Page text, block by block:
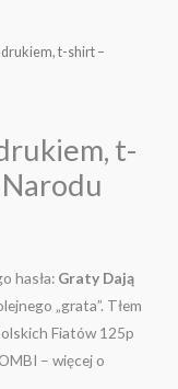
t-shirt –
t-
hasła: Graty Dają
„grata”. Tłem
Fiatów 125p
– więcej o